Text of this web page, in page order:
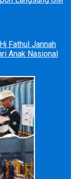
Fathul Jannah
Anak Nasional